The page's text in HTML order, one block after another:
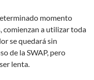
momento
comienzan a utilizar toda
se quedará sin
de la SWAP, pero
lenta.